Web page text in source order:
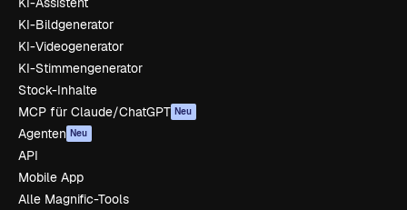
KI-Bildgenerator
KI-Videogenerator
KI-Stimmengenerator
Stock-Inhalte
MCP für Claude/ChatGPT Neu
Agenten Neu
API
Mobile App
Alle Magnific-Tools